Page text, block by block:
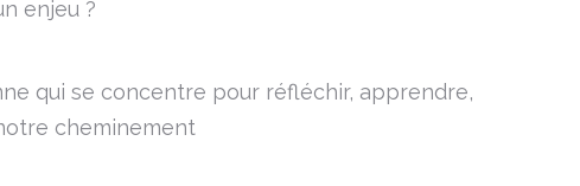
enjeu ?
qui se concentre pour réfléchir, apprendre,
cheminement